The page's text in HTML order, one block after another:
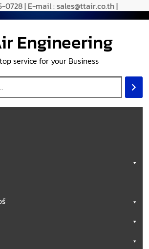
0728 | E-mail : sales@ttair.co.th |
Engineering
service for your Business
ร์